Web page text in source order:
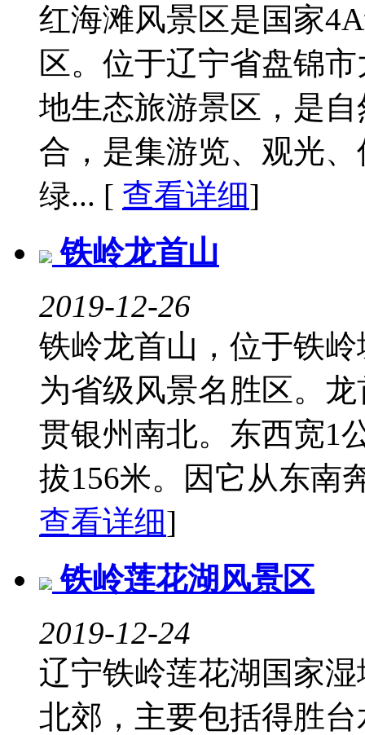
红海滩风景区是国家
区。位于辽宁省盘锦
地生态旅游景区，是
合，是集游览、观光
绿... [ 查看详细]
铁岭龙首山
2019-12-26
铁岭龙首山，位于铁
为省级风景名胜区。
贯银州南北。东西宽1
拔156米。因它从东南
查看详细]
铁岭莲花湖风景区
2019-12-24
辽宁铁岭莲花湖国家
北郊，主要包括得胜